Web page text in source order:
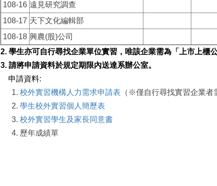
108-16 遠見研究調查
108-17 天下文化編輯部
108-18 興農(股)公司
2. 學生亦可自行尋找企業單位實習，唯該企業需為「上市上櫃
3. 請將申請資料於規定期限內送達系辦公室。
申請資料:
校外實習機構人力需求申請表 （※僅自行尋找實習企業者
學生校外實習個人簡歷表
校外實習學生及家長同意書
歷年成績單